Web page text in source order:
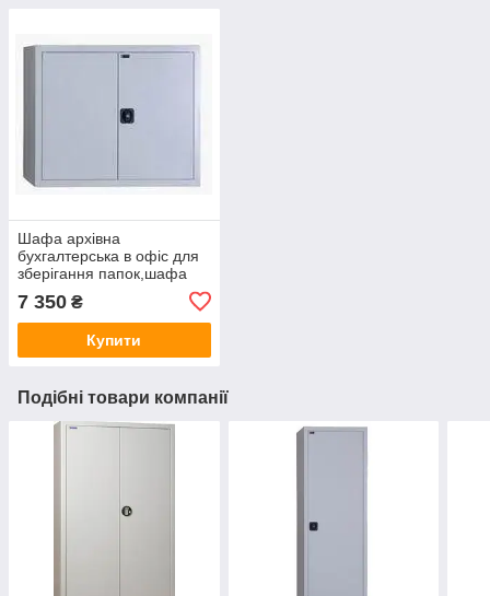
Шафа архівна
бухгалтерська в офіс для
зберігання папок,шафа
посилена,офісна шафа C.
180.2
800(в)х800(ш)х400(гл)
7 350 ₴
Купити
Подібні товари компанії